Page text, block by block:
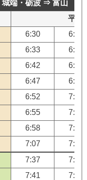
城端・砺波 ⇒ 富山
平日
6:30
6:40
6:33
6:43
6:42
6:52
6:47
6:57
6:52
7:02
6:55
7:05
6:58
7:08
7:07
7:17
7:37
7:47
7:41
7:51